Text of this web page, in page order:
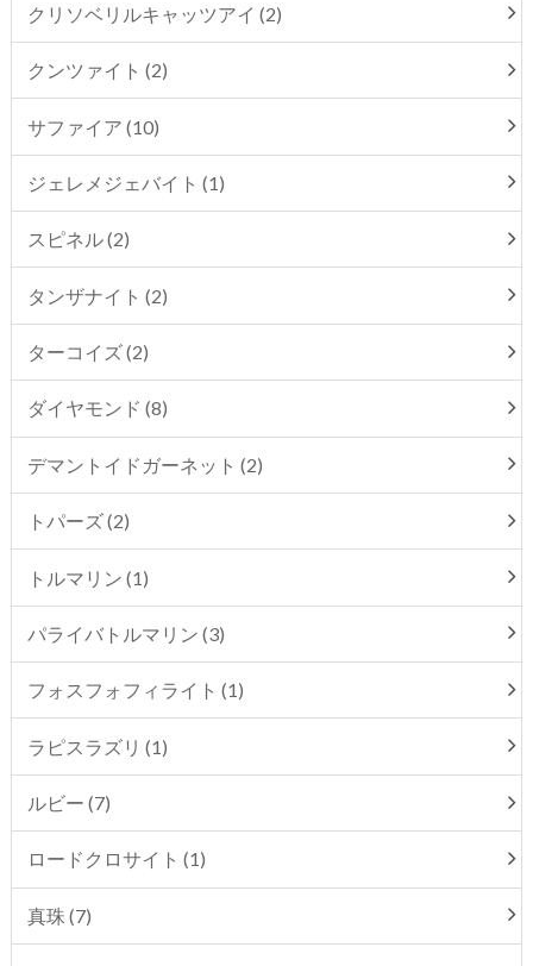
クリソベリルキャッツアイ (2)
クンツァイト (2)
サファイア (10)
ジェレメジェバイト (1)
スピネル (2)
タンザナイト (2)
ターコイズ (2)
ダイヤモンド (8)
デマントイドガーネット (2)
トパーズ (2)
トルマリン (1)
パライバトルマリン (3)
フォスフォフィライト (1)
ラピスラズリ (1)
ルビー (7)
ロードクロサイト (1)
真珠 (7)